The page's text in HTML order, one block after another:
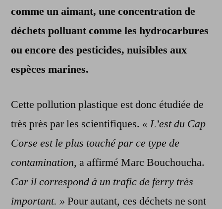
comme un aimant, une concentration de
déchets polluant comme les hydrocarbures
ou encore des pesticides, nuisibles aux
espèces marines.
Cette pollution plastique est donc étudiée de
très près par les scientifiques. « L’est du Cap
Corse est le plus touché par ce type de
contamination, a affirmé Marc Bouchoucha.
Car il correspond à un trafic de ferry très
important. » Pour autant, ces déchets ne sont